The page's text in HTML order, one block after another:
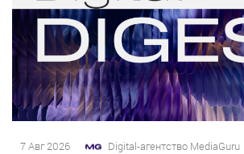
7 Авг 2026 Digital-агентство MediaGuru